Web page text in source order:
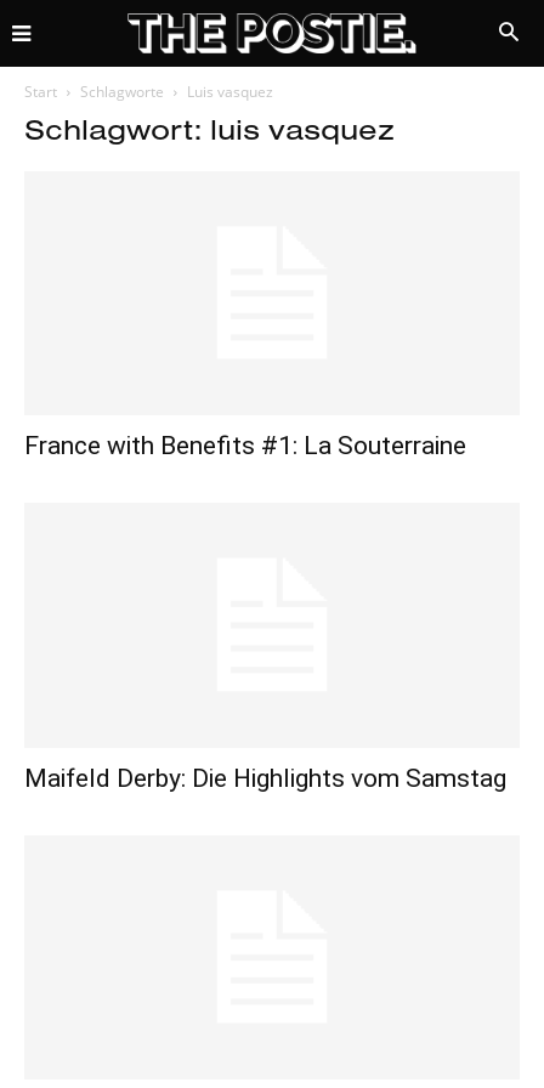
Start Schlagworte Luis vasquez
Schlagwort: luis vasquez
France with Benefits #1: La Souterraine
Maifeld Derby: Die Highlights vom Samstag